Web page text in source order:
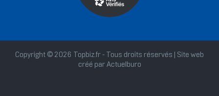
Copyright © 2026 Topbiz.fr - Tous droits réservés | Site web
créé par Actuelburo